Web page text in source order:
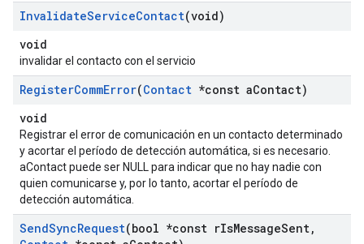
InvalidateServiceContact(void)
void
invalidar el contacto con el servicio
RegisterCommError(Contact *const aContact)
void
Registrar el error de comunicación en un contacto determinado
y acortar el período de detección automática, si es necesario.
aContact puede ser NULL para indicar que no hay nadie con
quien comunicarse y, por lo tanto, acortar el período de
detección automática.
SendSyncRequest(bool *const rIsMessageSent,